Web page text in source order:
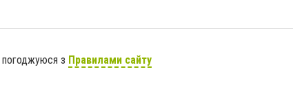
з Правилами сайту